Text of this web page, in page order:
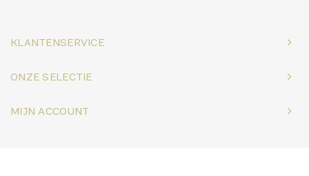
KLANTENSERVICE
ONZE SELECTIE
MIJN ACCOUNT